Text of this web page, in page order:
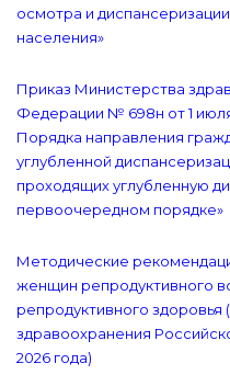
осмотра и
населения»
Приказ Министерства
Федерации № 698н от 1
Порядка направления
углубленной
проходящих углубленную
первоочередном порядке»
Методические
женщин репродуктивного
репродуктивного
здравоохранения
2026 года)